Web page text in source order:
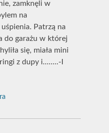
zamknęli w
na
Patrzą na
do garażu w której
się, miała mini
z dupy i........-I